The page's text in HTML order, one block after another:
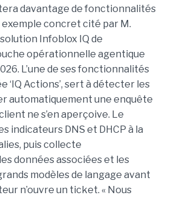
davantage de fonctionnalités
exemple concret cité par M.
Infoblox IQ de
opérationnelle agentique
L’une de ses fonctionnalités
‘IQ Actions’, sert à détecter les
automatiquement une enquête
ne s’en aperçoive. Le
indicateurs DNS et DHCP à la
puis collecte
données associées et les
modèles de langage avant
n’ouvre un ticket. « Nous